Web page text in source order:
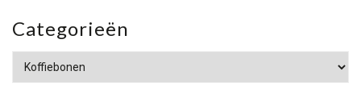
Categorieën